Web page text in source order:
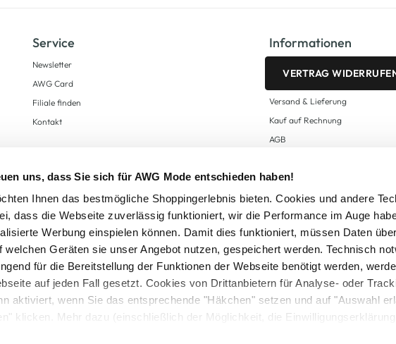
uns, dass Sie sich für AWG Mode entschieden haben!
Ihnen das bestmögliche Shoppingerlebnis bieten. Cookies und andere
dass die Webseite zuverlässig funktioniert, wir die Performance im Auge
Werbung einspielen können. Damit dies funktioniert, müssen Daten
welchen Geräten sie unser Angebot nutzen, gespeichert werden. Technisch
für die Bereitstellung der Funktionen der Webseite benötigt werden,
auf jeden Fall gesetzt. Cookies von Drittanbietern für Analyse- oder
aktiviert, wenn Sie das entsprechende "Häkchen" setzen und auf "Auswahl
klicken. Mehr dazu (einschließlich der Möglichkeit, die
Service
Newsletter
AWG Card
Filiale finden
Kontakt
Informationen
VERTRAG
Versand & Lieferung
Kauf auf Rechnung
AGB
Zahlungsarten
Datenschutz
AWG CARD
Alle Preise inkl. gesetzl. Mehrwertsteuer zzgl.